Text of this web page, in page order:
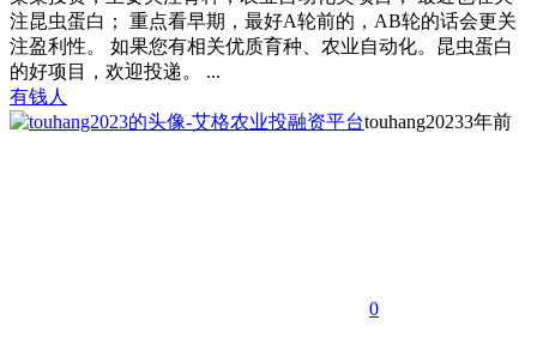
注昆虫蛋白； 重点看早期，最好A轮前的，AB轮的话会更关
注盈利性。 如果您有相关优质育种、农业自动化。昆虫蛋白
的好项目，欢迎投递。 ...
有钱人
touhang20233年前
0